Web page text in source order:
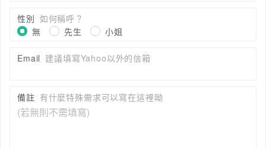
性別 如何稱呼？
無
先生 小姐
Email 建議填寫Yahoo以外的信箱
備註 有什麼特殊需求可以寫在這裡呦